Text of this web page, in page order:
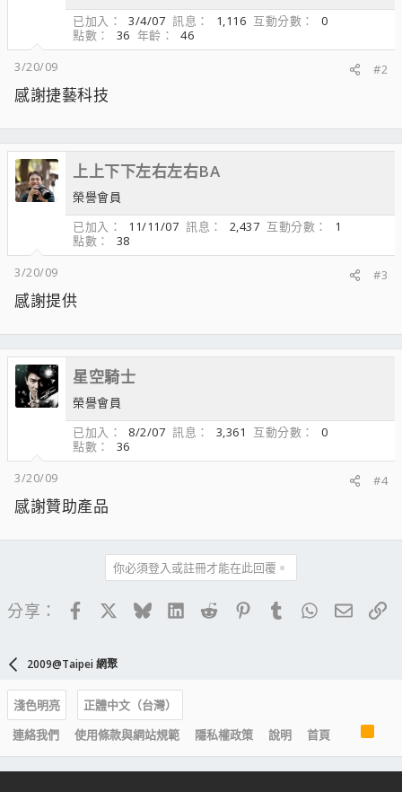
已加入
3/4/07 訊息 1,116 互動分數
0
點數
36 年齡
46
3/20/09
#2
感謝捷藝科技
上上下下左右左右BA
榮譽會員
已加入
11/11/07 訊息 2,437 互動分數
1
點數
38
3/20/09
#3
感謝提供
星空騎士
榮譽會員
已加入
8/2/07 訊息 3,361 互動分數
0
點數
36
3/20/09
#4
感謝贊助產品
你必須登入或註冊才能在此回覆。
分享： FacebookBlueskyLinkedIn
Reddit PinterestTumblrWhatsApp
電子
2009@Taipei 網聚
淺色明亮
正體中文（台灣）
連絡我們
使用條款與網站規範 隱私權政策 說明 首頁
S